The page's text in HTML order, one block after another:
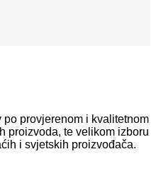
provjerenom i kvalitetnom
proizvoda, te velikom izboru
i svjetskih proizvođača.